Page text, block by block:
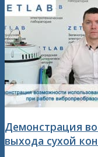
Демонстрация
выхода сухой